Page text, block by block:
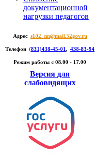
документационной
нагрузки педагогов
Адрес s102_nn@mail.52gov.ru
Телефон (831)438-45-01 , 438-83-94
Режим работы c 08.00 - 17.00
Версия для
слабовидящих